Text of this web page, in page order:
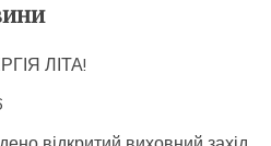
ЛІТА!